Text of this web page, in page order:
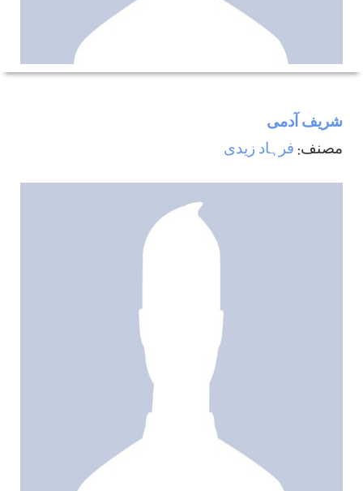
شریف آدمی
مصنف: فرہاد زيدی